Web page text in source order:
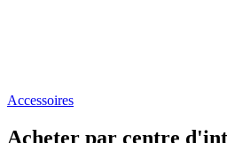
Accessoires
Acheter par centre